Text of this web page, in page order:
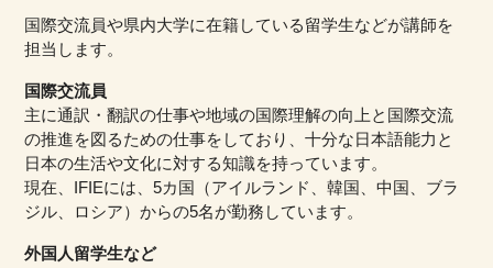
国際交流員や県内大学に在籍している留学生などが講師を
担当します。
国際交流員
主に通訳・翻訳の仕事や地域の国際理解の向上と国際交流
の推進を図るための仕事をしており、十分な日本語能力と
日本の生活や文化に対する知識を持っています。
現在、IFIEには、5カ国（アイルランド、韓国、中国、ブラ
ジル、ロシア）からの5名が勤務しています。
外国人留学生など